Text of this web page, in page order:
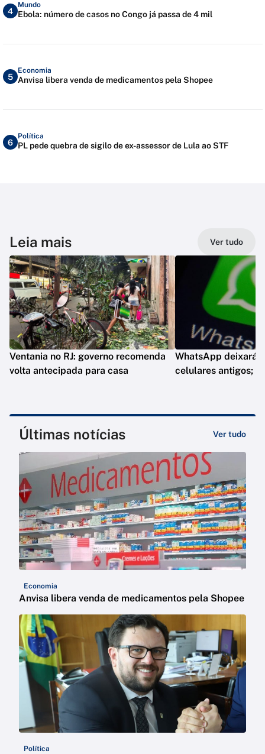
4
Mundo
Ebola: número de casos no Congo já passa de 4 mil
5
Economia
Anvisa libera venda de medicamentos pela Shopee
6
Política
PL pede quebra de sigilo de ex-assessor de Lula ao STF
Leia mais Ver tudo
Ventania no RJ: governo recomenda
volta antecipada para casa
WhatsApp deixará
celulares antigos;
Últimas notícias Ver tudo
Economia
Anvisa libera venda de medicamentos pela Shopee
Política